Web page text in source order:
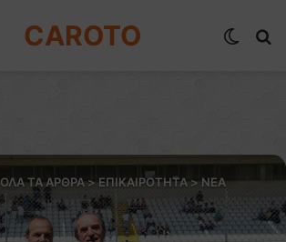
CAROTO
ΟΛΑ ΤΑ ΑΡΘΡΑ> ΕΠΙΚΑΙΡΟΤΗΤΑ > NEA